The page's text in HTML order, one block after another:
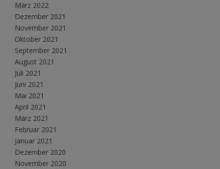
März 2022
Dezember 2021
November 2021
Oktober 2021
September 2021
August 2021
Juli 2021
Juni 2021
Mai 2021
April 2021
März 2021
Februar 2021
Januar 2021
Dezember 2020
November 2020